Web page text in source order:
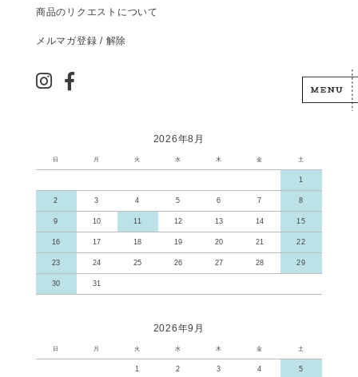
商品のリクエストについて
メルマガ登録 / 解除
2026年8月
日 月 火 水 木 金 土
1
2 3 4 5 6 7 8
9 10 11 12 13 14 15
16 17 18 19 20 21 22
23 24 25 26 27 28 29
30 31
2026年9月
日 月 火 水 木 金 土
1 2 3 4 5